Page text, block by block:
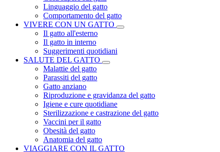
Linguaggio del gatto
Comportamento del gatto
VIVERE CON UN GATTO
Il gatto all'esterno
Il gatto in interno
Suggerimenti quotidiani
SALUTE DEL GATTO
Malattie del gatto
Parassiti del gatto
Gatto anziano
Riproduzione e gravidanza del gatto
Igiene e cure quotidiane
Sterilizzazione e castrazione del gatto
Vaccini per il gatto
Obesità del gatto
Anatomia del gatto
VIAGGIARE CON IL GATTO